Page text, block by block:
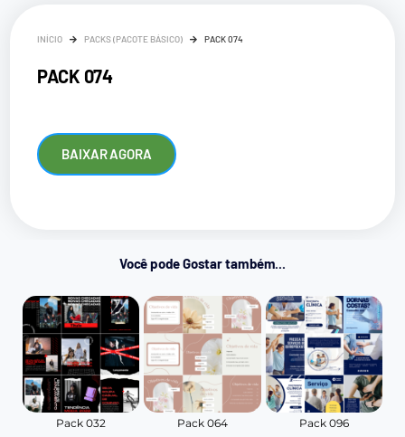
INÍCIO PACKS (PACOTE BÁSICO) PACK 074
PACK 074
BAIXAR AGORA
Você pode Gostar também...
Pack 032 Pack 064 Pack 096